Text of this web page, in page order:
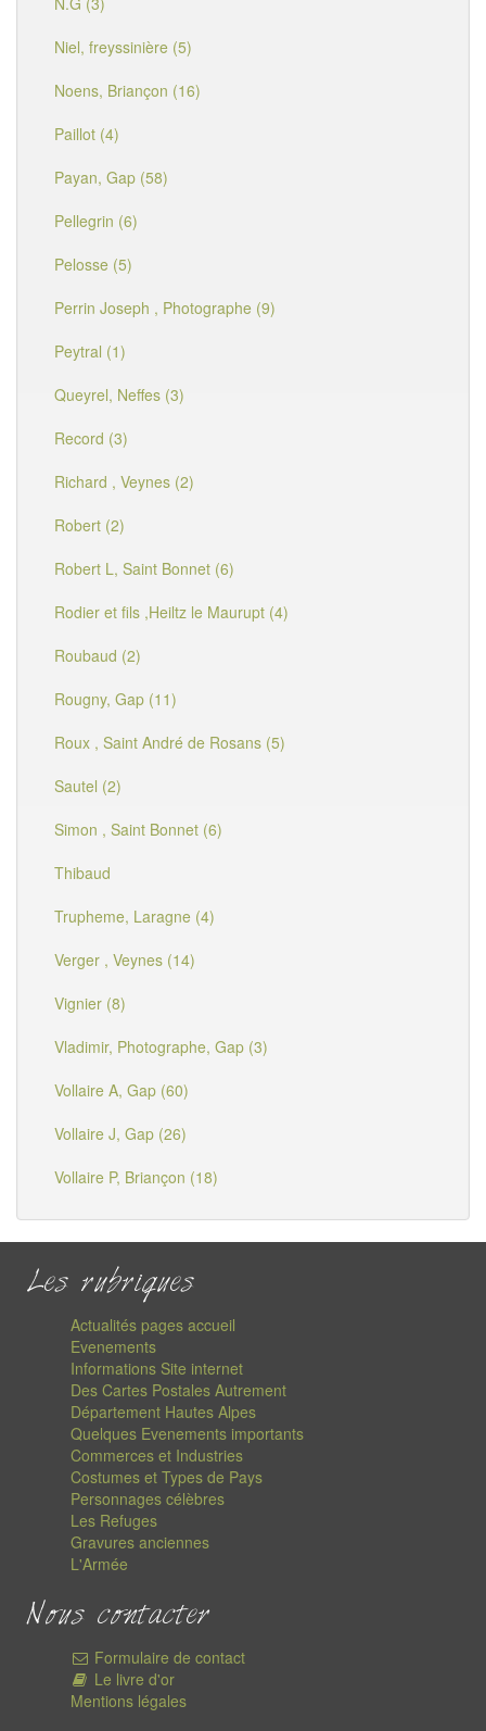
Niel, freyssinière (5)
Noens, Briançon (16)
Paillot (4)
Payan, Gap (58)
Pellegrin (6)
Pelosse (5)
Perrin Joseph , Photographe (9)
Peytral (1)
Queyrel, Neffes (3)
Record (3)
Richard , Veynes (2)
Robert (2)
Robert L, Saint Bonnet (6)
Rodier et fils ,Heiltz le Maurupt (4)
Roubaud (2)
Rougny, Gap (11)
Roux , Saint André de Rosans (5)
Sautel (2)
Simon , Saint Bonnet (6)
Thibaud
Trupheme, Laragne (4)
Verger , Veynes (14)
Vignier (8)
Vladimir, Photographe, Gap (3)
Vollaire A, Gap (60)
Vollaire J, Gap (26)
Vollaire P, Briançon (18)
Les rubriques
Actualités pages accueil
Evenements
Informations Site internet
Des Cartes Postales Autrement
Département Hautes Alpes
Quelques Evenements importants
Commerces et Industries
Costumes et Types de Pays
Personnages célèbres
Les Refuges
Gravures anciennes
L'Armée
Nous contacter
Formulaire de contact
Le livre d'or
Mentions légales